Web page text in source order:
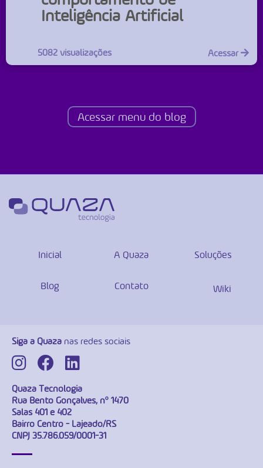
Inteligência Artificial
5082 visualizações Acessar
Acessar menu do blog
Inicial A Quaza Soluções
Blog Contato Wiki
Siga a Quaza nas redes sociais
Quaza Tecnologia
Rua Bento Gonçalves, nº 1470
Salas 401 e 402
Bairro Centro - Lajeado/RS
CNPJ 35.786.059/0001-31